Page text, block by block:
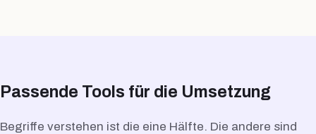
Passende Tools für die Umsetzung
Begriffe verstehen ist die eine Hälfte. Die andere sind